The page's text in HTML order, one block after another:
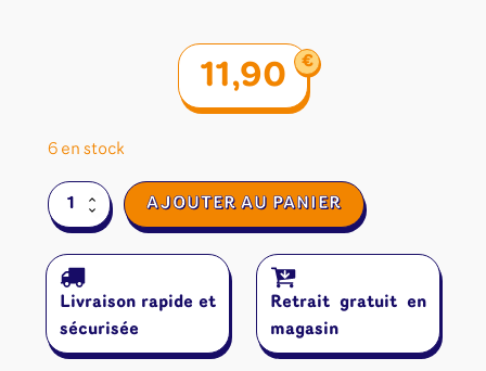
11,90 €
6 en stock
quantité
de
Chadabra
AJOUTER AU PANIER
Livraison rapide et
sécurisée
Retrait gratuit en
magasin